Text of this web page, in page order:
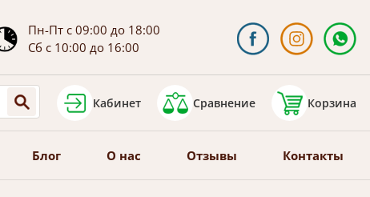
Пн-Пт с 09:00 до 18:00
Сб с 10:00 до 16:00
Кабинет Сравнение Корзина
Блог О нас Отзывы Контакты